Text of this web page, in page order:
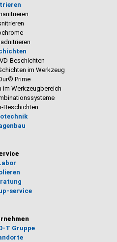
Beschichten
im Werkzeug
Prime
im Werkzeugbereich
Beschichten
service
T Gruppe